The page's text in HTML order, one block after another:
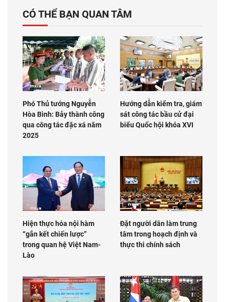
CÓ THỂ BẠN QUAN TÂM
Phó Thủ tướng Nguyễn
Hòa Bình: Bảy thành công
qua công tác đặc xá năm
2025
Hướng dẫn kiểm tra, giám
sát công tác bầu cử đại
biểu Quốc hội khóa XVI
Hiện thực hóa nội hàm
“gắn kết chiến lược”
trong quan hệ Việt Nam-
Lào
Đặt người dân làm trung
tâm trong hoạch định và
thực thi chính sách